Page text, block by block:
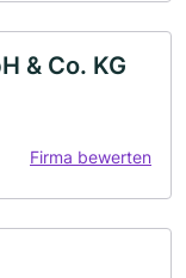
& Co. KG
Firma bewerten